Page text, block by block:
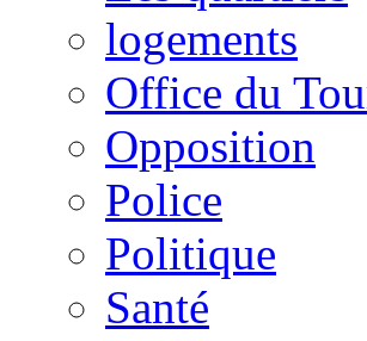
logements
Office du
Opposition
Police
Politique
Santé